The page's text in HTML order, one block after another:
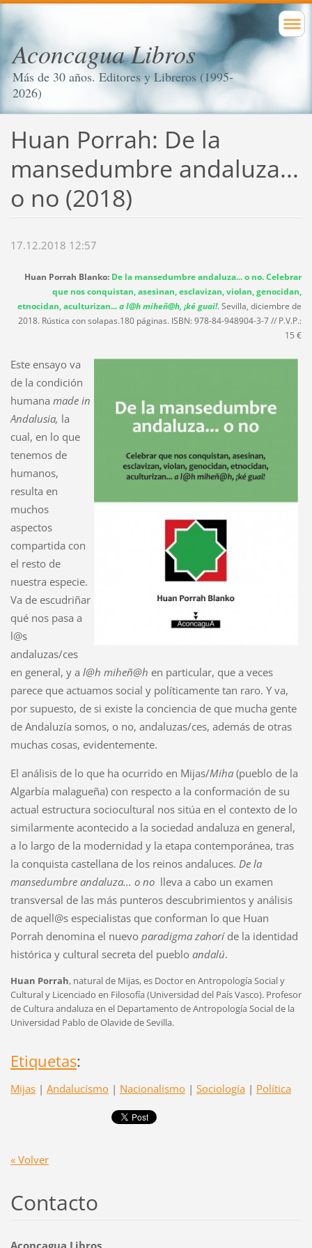
Aconcagua Libros
Más de 30 años. Editores y Libreros (1995-
2026)
Huan Porrah: De la
mansedumbre andaluza...
o no (2018)
17.12.2018 12:57
Huan Porrah Blanko: De la mansedumbre andaluza... o no. Celebrar
que nos conquistan, asesinan, esclavizan, violan, genocidan,
etnocidan, aculturizan...a l@h miheñ@h, ¡ké guai!. Sevilla, diciembre de
2018. Rústica con solapas.180 páginas. ISBN: 978-84-948904-3-7 // P.V.P.:
15 €
Este ensayo va
de la condición
humana made in
Andalusia, la
cual, en lo que
tenemos de
humanos,
resulta en
muchos
aspectos
compartida con
el resto de
nuestra especie.
Va de escudriñar
qué nos pasa a
l@s
andaluzas/ces
en general, y a l@h miheñ@h en particular, que a veces
parece que actuamos social y políticamente tan raro. Y va,
por supuesto, de si existe la conciencia de que mucha gente
de Andaluzía somos, o no, andaluzas/ces, además de otras
muchas cosas, evidentemente.
El análisis de lo que ha ocurrido en Mijas/Miha(pueblo de la
Algarbía malagueña) con respecto a la conformación de su
actual estructura sociocultural nos sitúa en el contexto de lo
similarmente acontecido a la sociedad andaluza en general,
a lo largo de la modernidad y la etapa contemporánea, tras
la conquista castellana de los reinos andaluces. De la
mansedumbre andaluza... o nolleva a cabo un examen
transversal de las más punteros descubrimientos y análisis
de aquell@s especialistas que conforman lo que Huan
Porrah denomina el nuevo paradigma zahoríde la identidad
histórica y cultural secreta del pueblo andalú.
Huan Porrah, natural de Mijas, es Doctor en Antropología Social y
Cultural y Licenciado en Filosofía (Universidad del País Vasco). Profesor
de Cultura andaluza en el Departamento de Antropología Social de la
Universidad Pablo de Olavide de Sevilla.
Etiquetas:
Mijas | Andalucísmo | Nacionalismo | Sociología | Política
« Volver
Contacto
Aconcagua Libros